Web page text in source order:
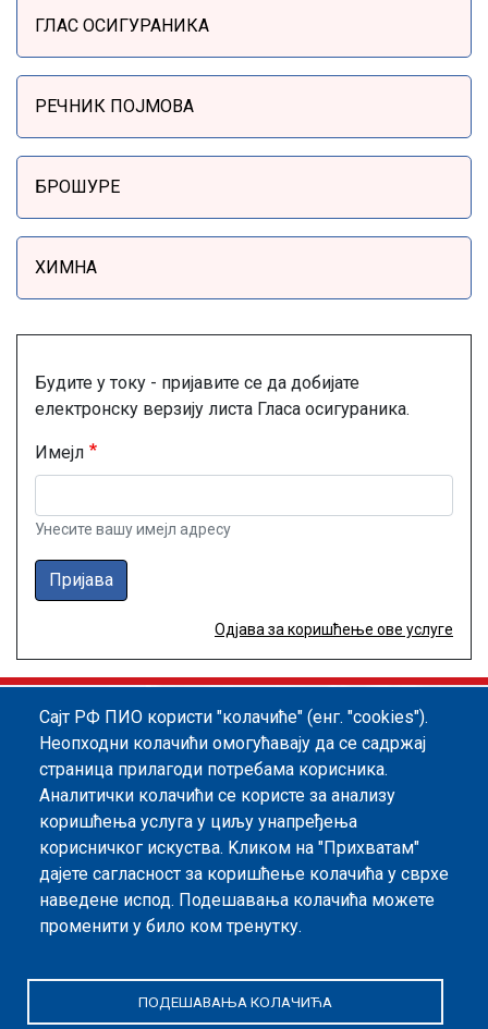
ГЛАС ОСИГУРАНИКА
РЕЧНИК ПОЈМОВА
БРОШУРЕ
ХИМНА
Будите у току - пријавите се да добијате
електронску верзију листа Гласа осигураника.
Имејл
Унесите вашу имејл адресу
Пријава
Одјава за коришћење ове услуге
Footer menu
Информатор
Заштита података о личности
Информације од јавног значаја
Мапа сајта
Архива
Политика квалитета
Политика безбедности информација
Сајт РФ ПИО користи "колачиће" (енг. "cookies").
Неопходни колачићи омогућавају да се садржај
страница прилагоди потребама корисника.
Аналитички колачићи се користе за анализу
коришћења услуга у циљу унапређења
корисничког искуства. Kликом на "Прихватам"
дајете сагласност за коришћење колачића у сврхе
наведене испод. Подешавања колачића можете
променити у било ком тренутку.
ПОДЕШАВАЊА КОЛАЧИЋА